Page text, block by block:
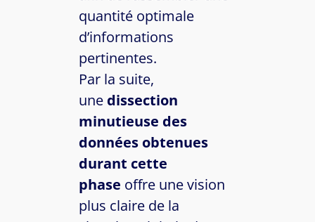
quantité optimale
d’informations
pertinentes.
Par la suite,
une dissection
minutieuse des
données obtenues
durant cette
phase offre une vision
plus claire de la